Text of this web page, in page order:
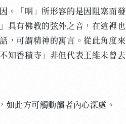
「咽」所形容的是因阻塞而發
具有佛教的弦外之音，在這裡也
，可謂精神的寓言。從此角度來
知香積寺」非但代表王維未曾去
此方可觸動讀者內心深處。